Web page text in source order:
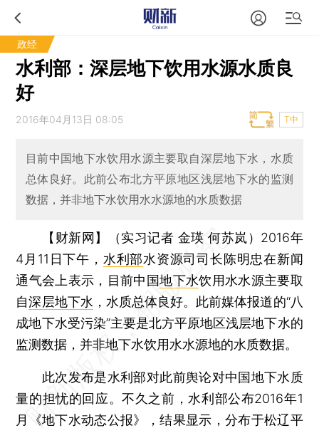
政经
水利部：深层地下饮用水源水质良
好
2016年04月13日 08:05 T中
目前中国地下水饮用水源主要取自深层地下水，水质
总体良好。此前公布北方平原地区浅层地下水的监测
数据，并非地下水饮用水水源地的水质数据
【财新网】（实习记者 金瑛 何苏岚） 2016年
4月11日下午， 水利部水资源司司长陈明忠在新闻
通气会上表示，目前中国地下水饮用水水源主要取
自深层地下水 ，水质总体良好。此前媒体报道的“八
成地下水受污染”主要是北方平原地区浅层地下水的
监测数据，并非地下水饮用水水源地的水质数据。
此次发布是水利部对此前舆论对中国地下水质
量的担忧的回应。不久之前，水利部公布2016年1
月《地下水动态公报》，结果显示，分布于松辽平